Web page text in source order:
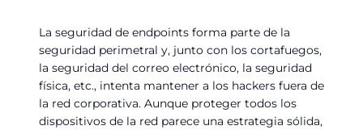
La seguridad de endpoints forma parte de la
seguridad perimetral y, junto con los cortafuegos,
la seguridad del correo electrónico, la seguridad
física, etc., intenta mantener a los hackers fuera de
la red corporativa. Aunque proteger todos los
dispositivos de la red parece una estrategia sólida,